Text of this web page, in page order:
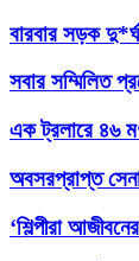
বারবার সড়ক
সবার সম্মিলিত
এক ট্রলারে ৪৬
অবসরপ্রাপ্ত
‘শিল্পীরা